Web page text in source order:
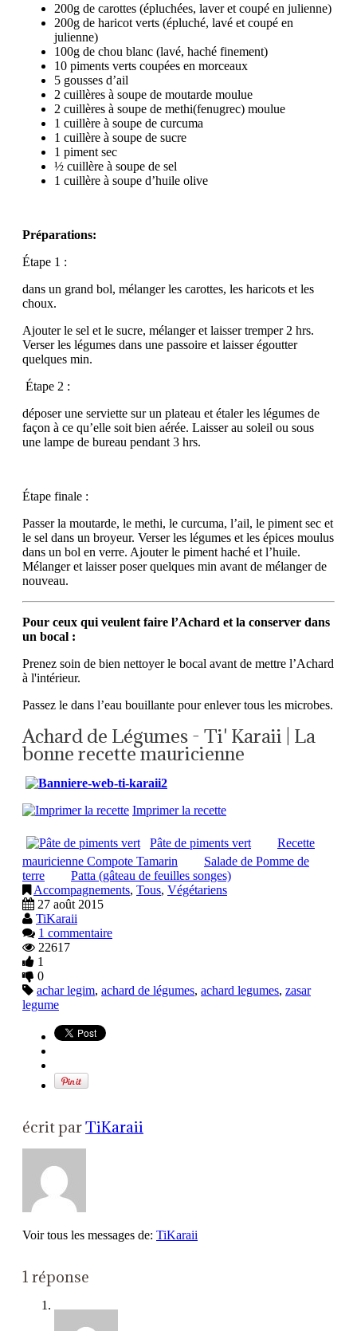
200g de carottes (épluchées, laver et coupé en julienne)
200g de haricot verts (épluché, lavé et coupé en
julienne)
100g de chou blanc (lavé, haché finement)
10 piments verts coupées en morceaux
5 gousses d’ail
2 cuillères à soupe de moutarde moulue
2 cuillères à soupe de methi(fenugrec) moulue
1 cuillère à soupe de curcuma
1 cuillère à soupe de sucre
1 piment sec
½ cuillère à soupe de sel
1 cuillère à soupe d’huile olive
Préparations:
Étape 1 :
dans un grand bol, mélanger les carottes, les haricots et les
choux.
Ajouter le sel et le sucre, mélanger et laisser tremper 2 hrs.
Verser les légumes dans une passoire et laisser égoutter
quelques min.
Étape 2 :
déposer une serviette sur un plateau et étaler les légumes de
façon à ce qu’elle soit bien aérée. Laisser au soleil ou sous
une lampe de bureau pendant 3 hrs.
Étape finale :
Passer la moutarde, le methi, le curcuma, l’ail, le piment sec et
le sel dans un broyeur. Verser les légumes et les épices moulus
dans un bol en verre. Ajouter le piment haché et l’huile.
Mélanger et laisser poser quelques min avant de mélanger de
nouveau.
Pour ceux qui veulent faire l’Achard et la conserver dans
un bocal :
Prenez soin de bien nettoyer le bocal avant de mettre l’Achard
à l'intérieur.
Passez le dans l’eau bouillante pour enlever tous les microbes.
Achard de Légumes - Ti' Karaii | La
bonne recette mauricienne
Imprimer la recette
Pâte de piments vert
Recette
mauricienne Compote Tamarin
Salade de Pomme de
terre
Patta (gâteau de feuilles songes)
Accompagnements, Tous, Végétariens
27 août 2015
TiKaraii
1 commentaire
22617
1
0
achar legim, achard de légumes, achard legumes, zasar
legume
écrit parTiKaraii
Voir tous les messages de: TiKaraii
1 réponse